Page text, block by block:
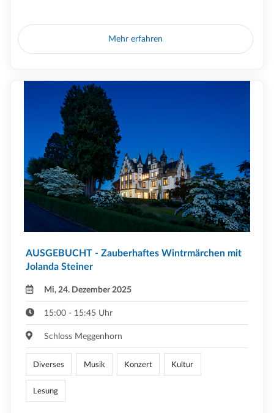
Mehr erfahren
AUSGEBUCHT - Zauberhaftes Wintrmärchen mit
Jolanda Steiner
Mi, 24. Dezember 2025
15:00 - 15:45 Uhr
Schloss Meggenhorn
Diverses Musik Konzert Kultur
Lesung